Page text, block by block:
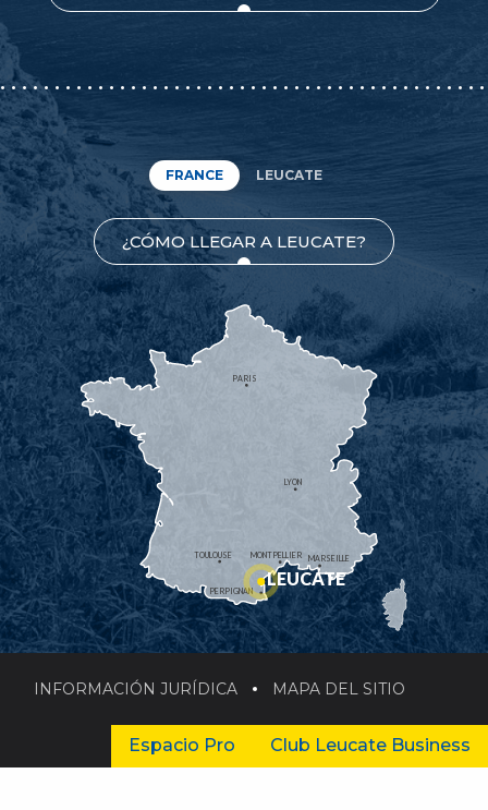
FRANCE LEUCATE
¿CÓMO LLEGAR A LEUCATE?
MONTPELLIER
PERPIGNAN
MARSEILLE
TOULOUSE
LYON
PARIS
LEUCATE
INFORMACIÓN JURÍDICA MAPA DEL SITIO
Espacio Pro Club Leucate Business